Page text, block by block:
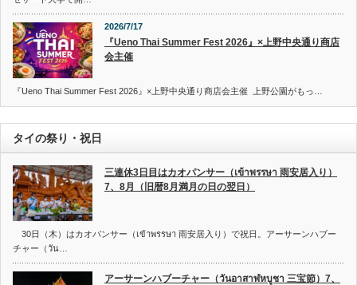
2026/7/17
『Ueno Thai Summer Fest 2026』×上野中央通り商店
会主催
『Ueno Thai Summer Fest 2026』×上野中央通り商店会主催 上野公園がもっ…
タイの祭り・祝日
三連休3日目はカオパンサー（เข้าพรรษา 雨安居入り）
7、8月（旧暦8月満月の日の翌日）
30日（木）はカオパンサー（เข้าพรรษา 雨安居入り）で祝日。アーサーンハブー
チャー（วัน…
アーサーンハブーチャー（วันอาสาฬหบูชา 三宝節）7、